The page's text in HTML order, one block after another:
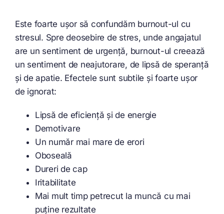
Este foarte ușor să confundăm burnout-ul cu
stresul. Spre deosebire de stres, unde angajatul
are un sentiment de urgență, burnout-ul creează
un sentiment de neajutorare, de lipsă de speranță
și de apatie. Efectele sunt subtile și foarte ușor
de ignorat:
Lipsă de eficiență și de energie
Demotivare
Un număr mai mare de erori
Oboseală
Dureri de cap
Iritabilitate
Mai mult timp petrecut la muncă cu mai
puține rezultate